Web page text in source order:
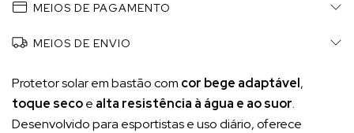
MEIOS DE PAGAMENTO
MEIOS DE ENVIO
Protetor solar em bastão com cor bege adaptável,
toque secoe alta resistência à água e ao suor.
Desenvolvido para esportistas e uso diário, oferece